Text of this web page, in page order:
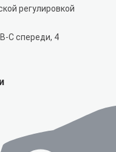
регулировкой
C спереди, 4